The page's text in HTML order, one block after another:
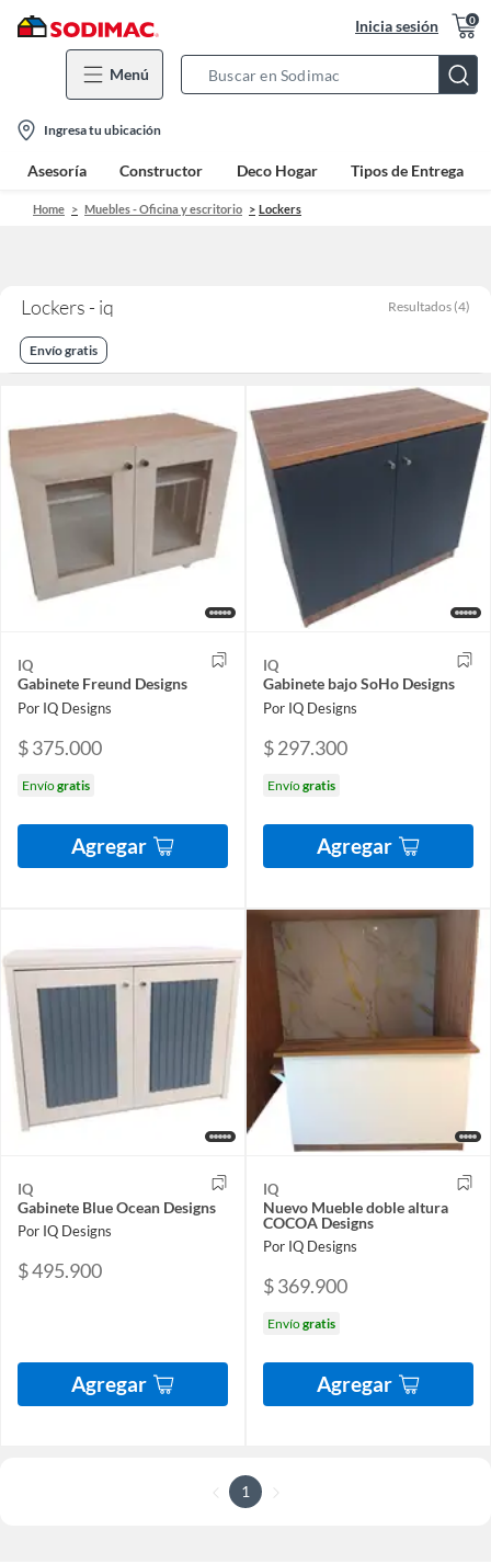
Inicia sesión 0
Menú
Bar
location-
icon
Ingresa tu ubicación
Asesoría Constructor Deco Hogar Tipos de Entrega
Home Muebles - Oficina y escritorio Lockers
Lockers - iq Resultados (4)
Envío gratis
IQ
Gabinete Freund Designs
Por IQ Designs
$ 375.000
Envíogratis
Agregar
IQ
Gabinete bajo SoHo Designs
Por IQ Designs
$ 297.300
Envíogratis
Agregar
IQ
Gabinete Blue Ocean Designs
Por IQ Designs
$ 495.900
Agregar
IQ
Nuevo Mueble doble altura
COCOA Designs
Por IQ Designs
$ 369.900
Envíogratis
Agregar
1